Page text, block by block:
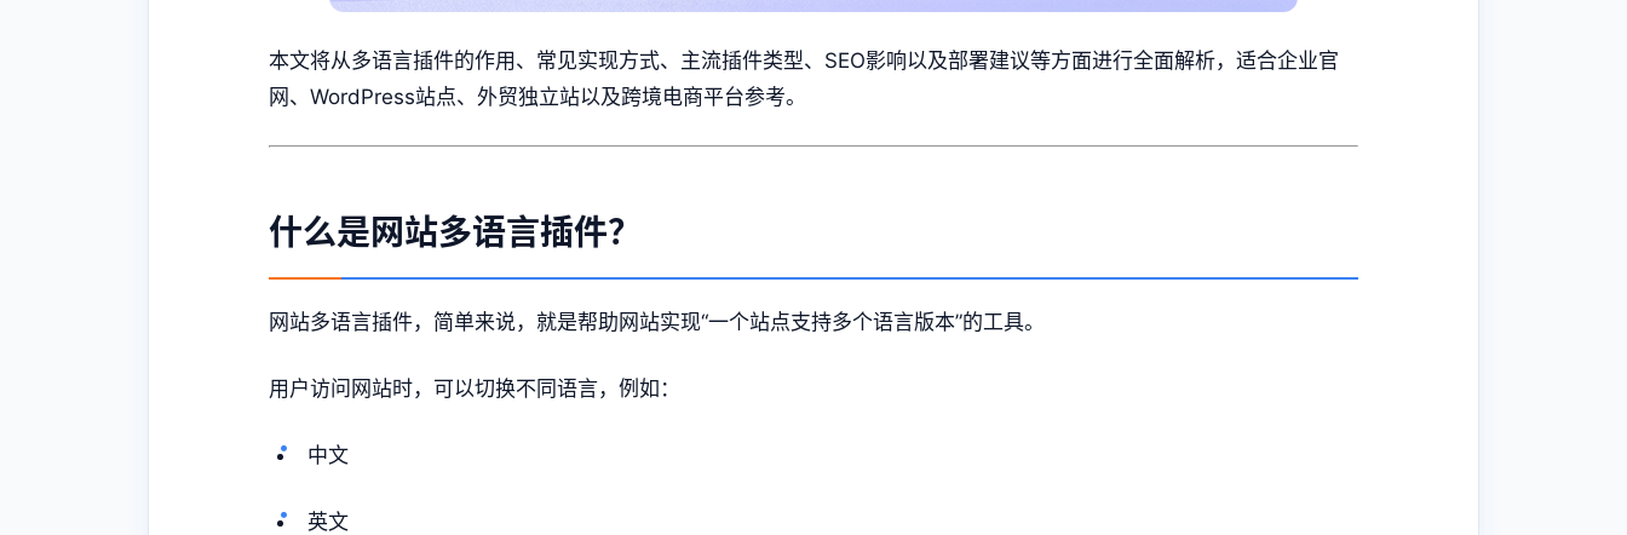
本文将从多语言插件的作用、常见实现方式、主流插件类型、SEO影响以及部署建议等方面进行全面解析，适合企业官
网、WordPress站点、外贸独立站以及跨境电商平台参考。
什么是网站多语言插件？
网站多语言插件，简单来说，就是帮助网站实现“一个站点支持多个语言版本”的工具。
用户访问网站时，可以切换不同语言，例如：
中文
英文